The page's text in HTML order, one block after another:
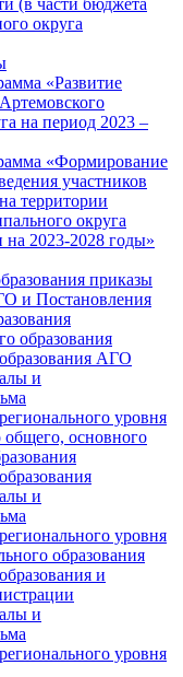
(в части бюджета
округа
«Развитие
на период 2023 –
«Формирование
участников
территории
округа
на 2023-2028 годы»
приказы
и Постановления
образования
АГО
и
уровня
общего, основного
и
уровня
образования
и
и
уровня